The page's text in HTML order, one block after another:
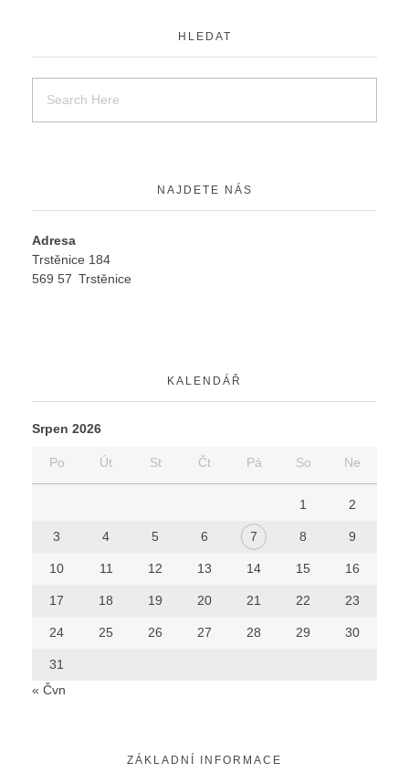
HLEDAT
NAJDETE NÁS
Adresa
Trstěnice 184
569 57 Trstěnice
KALENDÁŘ
Srpen 2026
Po Út St Čt Pá So Ne
1 2
3 4 5 6 7 8 9
10 11 12 13 14 15 16
17 18 19 20 21 22 23
24 25 26 27 28 29 30
31
« Čvn
ZÁKLADNÍ INFORMACE